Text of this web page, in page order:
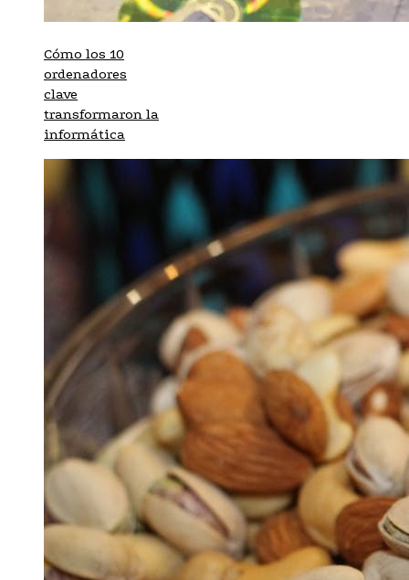
Cómo los 10
ordenadores
clave
transformaron la
informática